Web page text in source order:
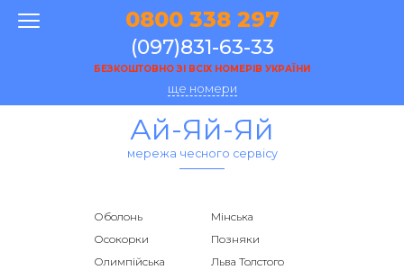
0800 338 297
(097)831-63-33
БЕЗКОШТОВНО ЗІ ВСІХ НОМЕРІВ УКРАЇНИ
ще номери
Ай-Яй-Яй
мережа чесного сервісу
Оболонь
Мінська
Осокорки
Позняки
Олимпійська
Льва Толстого